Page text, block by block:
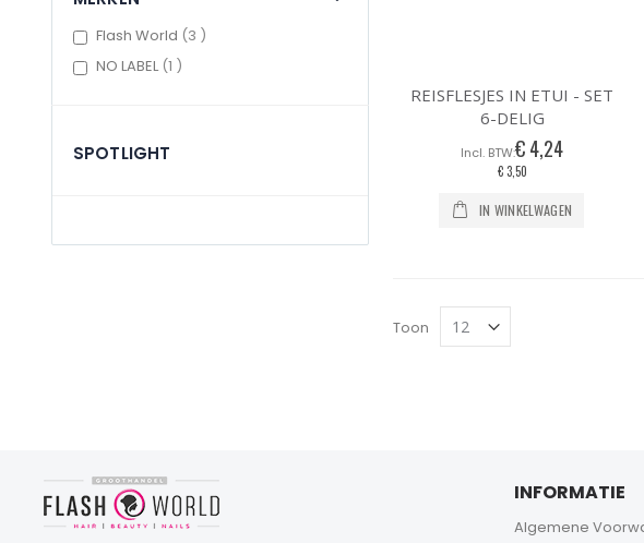
REISFLESJES IN ETUI - SET
6-DELIG
€ 4,24
€ 3,50
IN WINKELWAGEN
Toon
Flash World 3 items
NO LABEL 1 item
SPOTLIGHT
INFORMATIE
Algemene